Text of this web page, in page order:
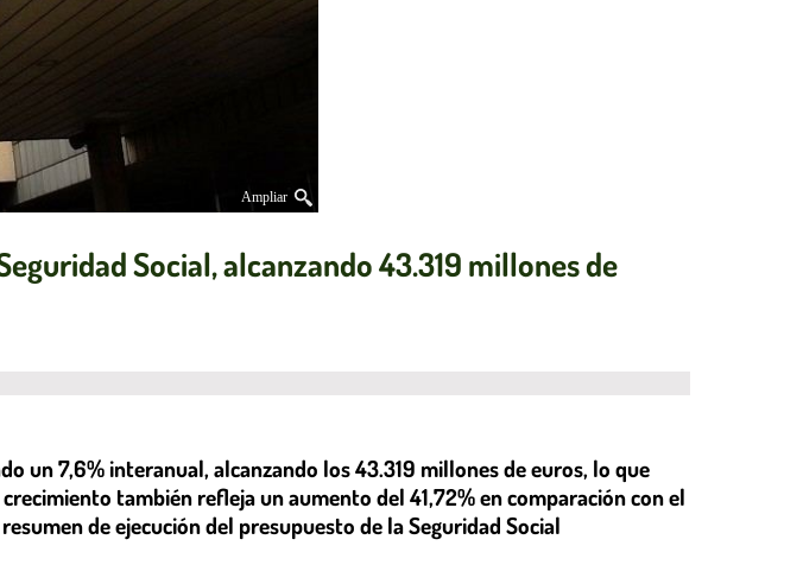
Ampliar
Social, alcanzando 43.319 millones de
un 7,6% interanual, alcanzando los 43.319 millones de euros, lo que
también refleja un aumento del 41,72% en comparación con el
de ejecución del presupuesto de la Seguridad Social